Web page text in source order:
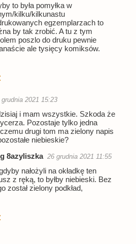
to była pomyłka w
kilku/kilkunastu
egzemplarzach to
by tak zrobić. A tu z tym
poszlo do druku pewnie
ale tysięcy komiksów.
grudnia 2021 15:23
i mam wszystkie. Szkoda że
Pozostaje tylko jedna
drugi tom ma zielony napis
niebieskie?
8azyliszka 26 grudnia 2021 11:55
nałożyli na okładkę ten
z ręką, to byłby niebieski. Bez
został zielony podkład,